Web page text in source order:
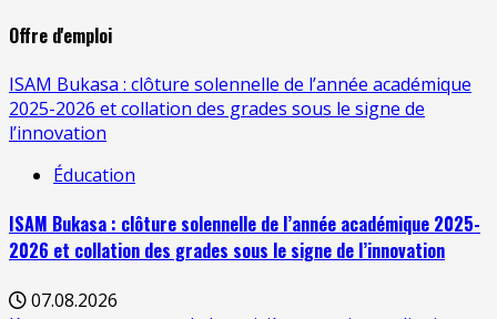
Offre d'emploi
ISAM Bukasa : clôture solennelle de l’année académique
2025-2026 et collation des grades sous le signe de
l’innovation
Éducation
ISAM Bukasa : clôture solennelle de l’année académique 2025-
2026 et collation des grades sous le signe de l’innovation
07.08.2026